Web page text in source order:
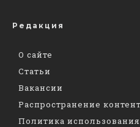
Редакция
О сайте
Статьи
Вакансии
Распространение
Политика